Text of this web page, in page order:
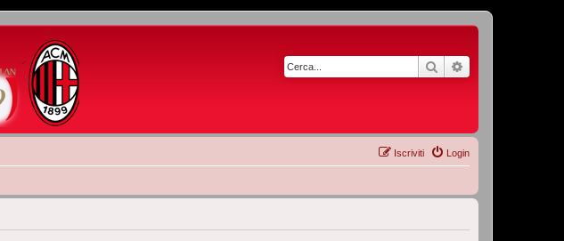
Cerca
Login
Iscriviti